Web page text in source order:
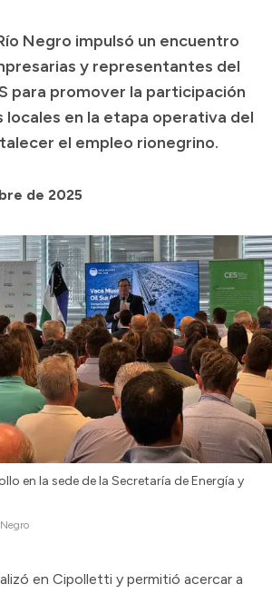
a proveedores
Negro impulsó un encuentro
y representantes del
para promover la participación
en la etapa operativa del
el empleo rionegrino.
de 2025
en la sede de la Secretaría de Energía y
en Cipolletti y permitió acercar a